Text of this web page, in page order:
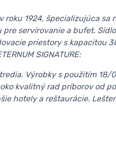
1924, špecializujúca sa
servírovanie a bufet.
priestory s kapacitou
SIGNATURE:
Výrobky s použitím 18/
kvalitný rad príborov od
hotely a reštaurácie.